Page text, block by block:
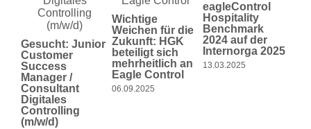
Gesucht: Junior
Customer
Success
Manager /
Consultant
Digitales
Controlling
(m/w/d)
Wichtige
Weichen für die
Zukunft: HGK
beteiligt sich
mehrheitlich an
Eagle Control
06.09.2025
eagleControl
Hospitality
Benchmark
2024 auf der
Internorga 2025
13.03.2025